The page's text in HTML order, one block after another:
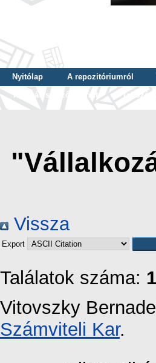
Nyitólap A repozitóriumról
Tallózás szerző szerint
Tallózás
Vissza
Export
Találatok száma: 1
Vitovszky
Számviteli Kar.